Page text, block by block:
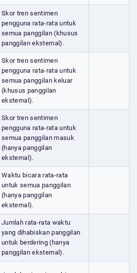
Skor tren sentimen
pengguna rata-rata untuk
semua panggilan (khusus
panggilan eksternal).
Skor tren sentimen
pengguna rata-rata untuk
semua panggilan keluar
(khusus panggilan
eksternal).
Skor tren sentimen
pengguna rata-rata untuk
semua panggilan masuk
(hanya panggilan
eksternal).
Waktu bicara rata-rata
untuk semua panggilan
(hanya panggilan
eksternal).
Jumlah rata-rata waktu
yang dihabiskan panggilan
untuk berdering (hanya
panggilan eksternal).